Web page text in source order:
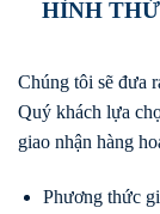
HÌNH
Chúng tôi sẽ đưa
Quý khách lựa
giao nhận hàng
Phương thức